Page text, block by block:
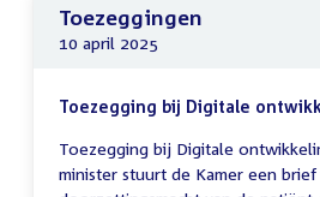
Toezeggingen
10 april 2025
Toezegging bij Digitale
Toezegging bij Digitale
minister stuurt de Kamer een